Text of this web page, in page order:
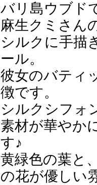
バリ島ウブド
麻生クミさん
シルクに手描
ール。
彼女のバティ
徴です。
シルクシフォ
素材が華やか
す♪
黄緑色の葉と
の花が優しい